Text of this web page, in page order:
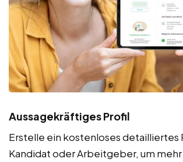
Aussagekräftiges Profil
Erstelle ein kostenloses detailliertes
Kandidat oder Arbeitgeber, um